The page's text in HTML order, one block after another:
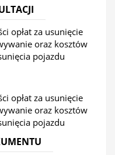
opłat za usunięcie
oraz kosztów
pojazdu
opłat za usunięcie
oraz kosztów
pojazdu